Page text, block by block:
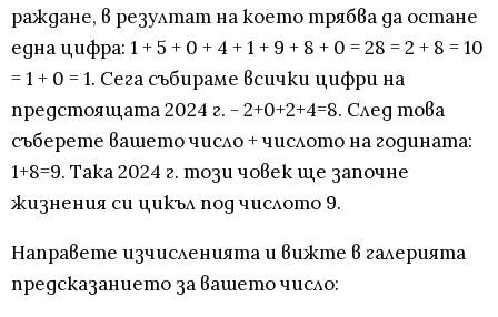
раждане, в резултат на което трябва да остане
една цифра: 1 + 5 + 0 + 4 + 1 + 9 + 8 + 0 = 28 = 2 + 8 = 10
= 1 + 0 = 1. Сега събираме всички цифри на
предстоящата 2024 г. - 2+0+2+4=8. След това
съберете вашето число + числото на годината:
1+8=9. Така 2024 г. този човек ще започне
жизнения си цикъл под числото 9.
Направете изчисленията и вижте в галерията
предсказанието за вашето число: